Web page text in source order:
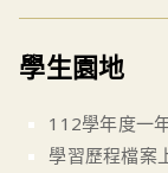
學生園地
112學年度一
學習歷程檔案